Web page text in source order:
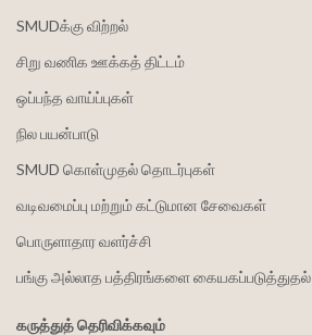
SMUDக்கு விற்றல்
சிறு வணிக ஊக்கத் திட்டம்
ஒப்பந்த வாய்ப்புகள்
நில பயன்பாடு
SMUD கொள்முதல் தொடர்புகள்
வடிவமைப்பு மற்றும் கட்டுமான சேவைகள்
பொருளாதார வளர்ச்சி
பங்கு அல்லாத பத்திரங்களை கையகப்படுத்துதல்
கருத்துத் தெரிவிக்கவும்